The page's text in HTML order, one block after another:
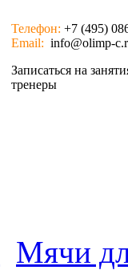
Телефон: +7 (495)
Email: info@olimp-
Записаться на
тренеры
Мячи